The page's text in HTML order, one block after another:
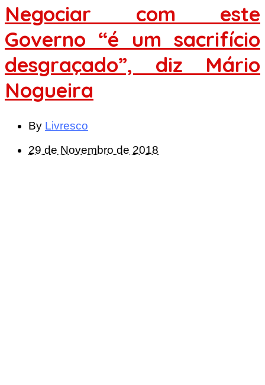
Negociar com este
Governo “é um sacrifício
desgraçado​”, diz Mário
Nogueira
By Livresco
29 de Novembro de 2018